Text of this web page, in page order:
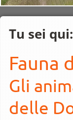
Tu sei qui:
Fauna
Gli
delle